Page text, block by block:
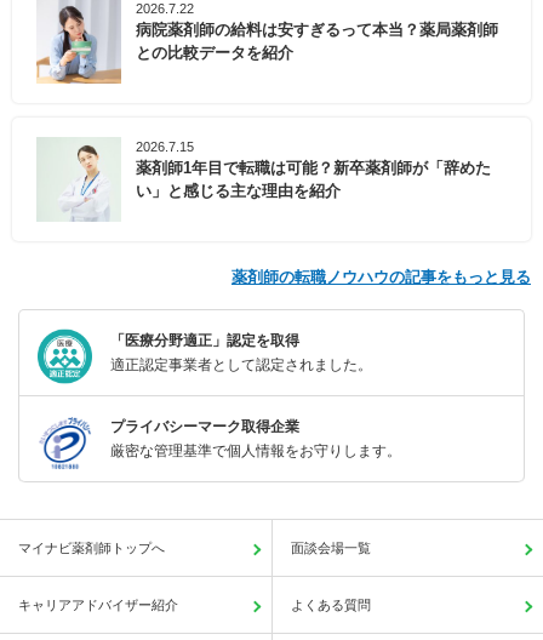
2026.7.22
病院薬剤師の給料は安すぎるって本当？薬局薬剤師
との比較データを紹介
2026.7.15
薬剤師1年目で転職は可能？新卒薬剤師が「辞めた
い」と感じる主な理由を紹介
薬剤師の転職ノウハウの記事をもっと見る
「医療分野適正」認定を取得
適正認定事業者として認定されました。
プライバシーマーク取得企業
厳密な管理基準で個人情報をお守りします。
マイナビ薬剤師トップへ 面談会場一覧
キャリアアドバイザー紹介 よくある質問